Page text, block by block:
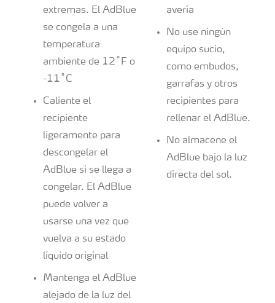
extremas. El AdBlue
se congela a una
temperatura
ambiente de 12˚F o
-11˚C
Caliente el
recipiente
ligeramente para
descongelar el
AdBlue si se llega a
congelar. El AdBlue
puede volver a
usarse una vez que
vuelva a su estado
líquido original
Mantenga el AdBlue
alejado de la luz del
avería
No use ningún
equipo sucio,
como embudos,
garrafas y otros
recipientes para
rellenar el AdBlue.
No almacene el
AdBlue bajo la luz
directa del sol.